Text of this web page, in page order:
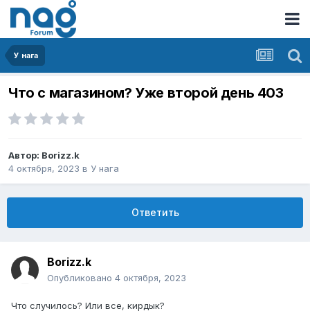
У нага
Что с магазином? Уже второй день 403
Автор: Borizz.k
4 октября, 2023 в У нага
Ответить
Borizz.k
Опубликовано 4 октября, 2023
Что случилось? Или все, кирдык?